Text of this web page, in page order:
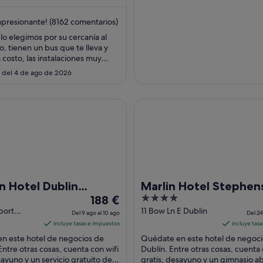
del
26
ago
al
(8162 comentarios)
elegimos por su cercanía al
tienen un bus que te lleva y
las instalaciones muy
muy amplia con todo lo
del 4 de ago de 2026
Hotel Dublin
El
precio
es
de
188 €
por
188 €
Del 9 ago al 10 ago
incluye tasas e impuestos
este hotel de negocios de
otras cosas, cuenta con wifi
y un servicio gratuito de
Marlin Hotel
Green
4
out
5
11 Bow Ln E Dublin
Del
incluye
Quédate en este hotel de
Dublín. Entre otras cosas,
gratis, desayuno y un gimnasio